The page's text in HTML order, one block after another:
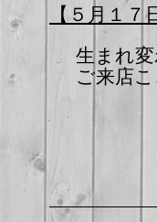
【５月１
生まれ
ご来店